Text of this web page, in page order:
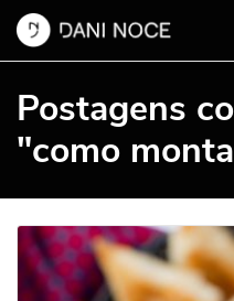
Postagens
"como